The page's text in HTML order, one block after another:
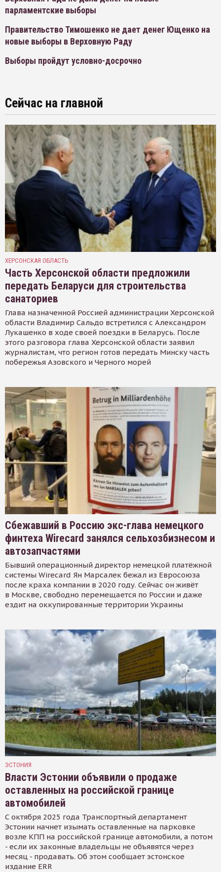
парламентские выборы
Правительство Тимошенко не дает денег Ющенко на
новые выборы в Верховную Раду
Выборы пройдут условно-досрочно
Сейчас на главной
ХЕРСОНСКАЯ ОБЛАСТЬ
Часть Херсонской области предложили
передать Беларуси для строительства
санаториев
Глава назначенной Россией администрации Херсонской
области Владимир Сальдо встретился с Александром
Лукашенко в ходе своей поездки в Беларусь. После
этого разговора глава Херсонской области заявил
журналистам, что регион готов передать Минску часть
побережья Азовского и Черного морей
Сбежавший в Россию экс-глава немецкого
финтеха Wirecard занялся сельхозбизнесом и
автозапчастями
Бывший операционный директор немецкой платёжной
системы Wirecard Ян Марсалек бежал из Евросоюза
после краха компании в 2020 году. Сейчас он живёт
в Москве, свободно перемещается по России и даже
ездит на оккупированные территории Украины
ЭСТОНИЯ
Власти Эстонии объявили о продаже
оставленных на российской границе
автомобилей
С октября 2025 года Транспортный департамент
Эстонии начнет изымать оставленные на парковке
возле КПП на российской границе автомобили, а потом
- если их законные владельцы не объявятся через
месяц - продавать. Об этом сообщает эстонское
издание ERR